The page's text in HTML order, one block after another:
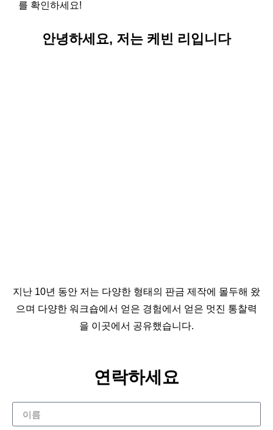
를 확인하세요!
안녕하세요, 저는 케빈 리입니다
지난 10년 동안 저는 다양한 형태의 판금 제작에 몰두해 왔
으며 다양한 워크숍에서 얻은 경험에서 얻은 멋진 통찰력
을 이곳에서 공유했습니다.
연락하세요